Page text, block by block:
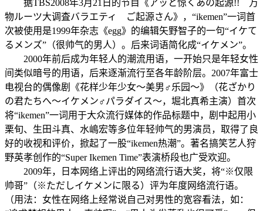
据TBS2008年3月21日的节目《アッと惊くあの起源!! 万
物ルーツ大调査バラエティ ご起源さん》，“ikemen”一词首
次被使用是1999年杂志《egg》的编辑矢野智子的一句“イケて
るメンズ”（很帅气的男人）。后来词语简化成“イケメン”。
2000年前后成为年轻人的潮流用语，一开始只是年轻女性
间类似暗号的用语，后来逐渐流行至各年龄阶层。2007年富士
电视台的偶像剧《花样少年少女～美男♂乐园～》（花ざかり
の君たちへ～イケメン♂パラダイス～，堀北真希主演）首次
将“ikemen”一词用于大众流行媒体的作品标题中，剧中起用小
栗旬、生田斗真、水嶋宏等多位年轻帅气的男演员，取得了良
好的收视和评价，掀起了一股“ikemen热潮”。著名搞笑艺人狩
野英孝创作的“Super Ikemen Time”表演桥段也广受欢迎。
2009年，日本网络上评出的网络流行语大奖，将“※仅限
帅哥”（※ただしイケメンに限る）评为年度网络流行语。
（用法：女性在网络上经常说自己对男性的宽容看法，如：